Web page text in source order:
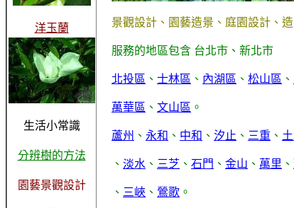
洋玉蘭
生活小常識
分辨樹的方法
園藝景觀設計
景觀設計、園藝造景、庭園設計、
服務的地區包含 台北市、新北市
北投區 、 士林區 、 內湖區 、 松山區 、
萬華區 、 文山區 。
蘆州 、 永和 、 中和 、 汐止 、 三重 、
、 淡水 、 三芝 、 石門 、 金山 、 萬里 、
、 三峽 、 鶯歌 。